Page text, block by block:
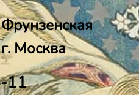
Москва
11